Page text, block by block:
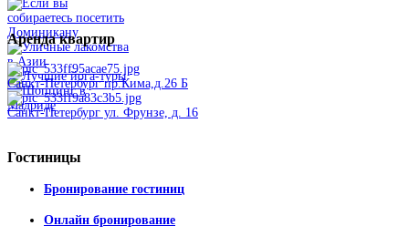
Арендаквартир
Санкт-Петербург пр.Кима,д.26 Б
Санкт-Петербург ул. Фрунзе, д. 16
Гостиницы
Бронирование гостиниц
Онлайн бронирование